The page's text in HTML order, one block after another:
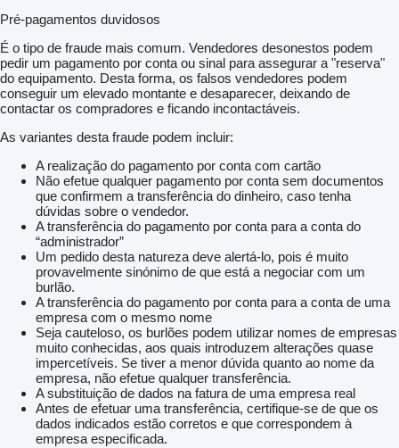
Pré-pagamentos duvidosos
É o tipo de fraude mais comum. Vendedores desonestos podem
pedir um pagamento por conta ou sinal para assegurar a "reserva"
do equipamento. Desta forma, os falsos vendedores podem
conseguir um elevado montante e desaparecer, deixando de
contactar os compradores e ficando incontactáveis.
As variantes desta fraude podem incluir:
A realização do pagamento por conta com cartão
Não efetue qualquer pagamento por conta sem documentos
que confirmem a transferência do dinheiro, caso tenha
dúvidas sobre o vendedor.
A transferência do pagamento por conta para a conta do
“administrador”
Um pedido desta natureza deve alertá-lo, pois é muito
provavelmente sinónimo de que está a negociar com um
burlão.
A transferência do pagamento por conta para a conta de uma
empresa com o mesmo nome
Seja cauteloso, os burlões podem utilizar nomes de empresas
muito conhecidas, aos quais introduzem alterações quase
impercetíveis. Se tiver a menor dúvida quanto ao nome da
empresa, não efetue qualquer transferência.
A substituição de dados na fatura de uma empresa real
Antes de efetuar uma transferência, certifique-se de que os
dados indicados estão corretos e que correspondem à
empresa especificada.